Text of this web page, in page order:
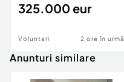
Parcare Inclusa I
325.000 eur
Voluntari 2 ore în urmă
Anunturi similare